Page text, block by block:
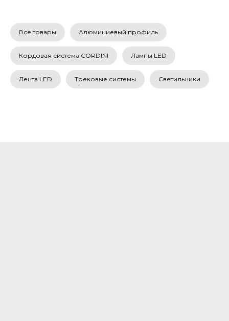
Все товары Алюминиевый профиль
Кордовая система CORDINI Лампы LED
Лента LED Трековые системы Светильники